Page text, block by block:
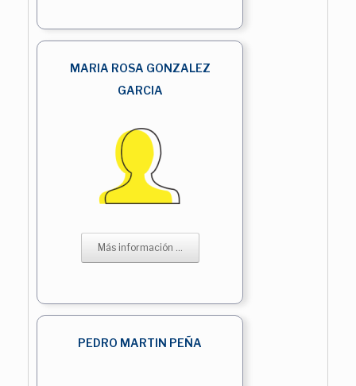
MARIA ROSA GONZALEZ
GARCIA
Más información ...
PEDRO MARTIN PEÑA